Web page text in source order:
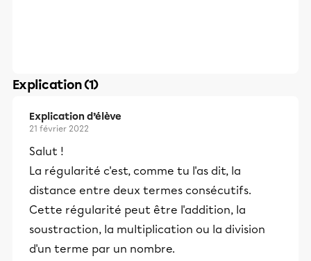
Explication (1)
Explication d’élève
21 février 2022
Salut !
La régularité c'est, comme tu l'as dit, la
distance entre deux termes consécutifs.
Cette régularité peut être l'addition, la
soustraction, la multiplication ou la division
d'un terme par un nombre.